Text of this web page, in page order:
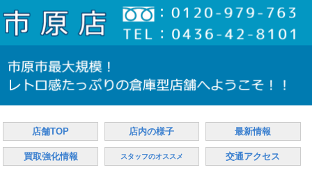
店舗TOP 店内の様子 最新情報
買取強化情報 スタッフのオススメ 交通アクセス